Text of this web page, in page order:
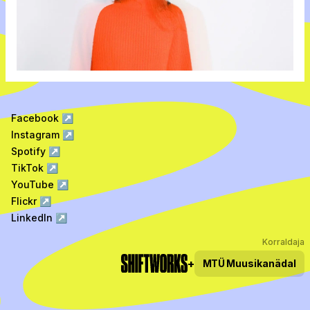
Facebook ↗
Instagram ↗
Spotify ↗
TikTok ↗
YouTube ↗
Flickr↗
LinkedIn ↗
Korraldaja
+ MTÜ Muusikanädal